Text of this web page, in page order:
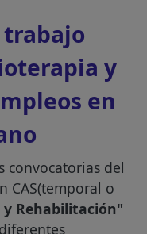
trabajo
y
en
convocatorias del
CAS(temporal o
Rehabilitación"